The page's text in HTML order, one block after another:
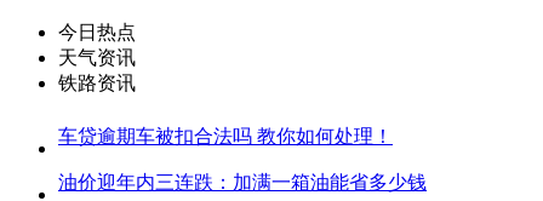
今日热点
天气资讯
铁路资讯
车贷逾期车被扣合法吗 教你如何处理！
油价迎年内三连跌：加满一箱油能省多少钱